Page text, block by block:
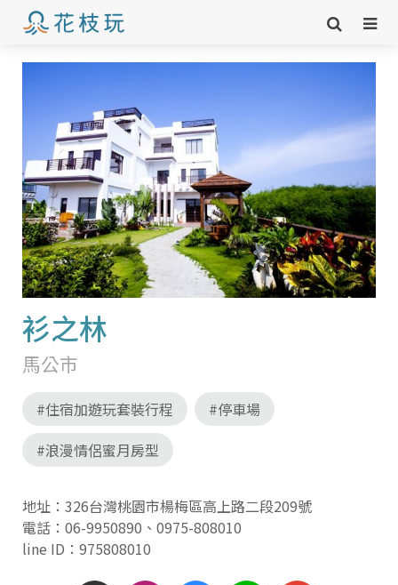
衫之林
馬公市
#住宿加遊玩套裝行程
#停車場
#浪漫情侶蜜月房型
地址：326台灣桃園市楊梅區高上路二段209號
電話： 06-9950890 、 0975-808010
line ID：975808010